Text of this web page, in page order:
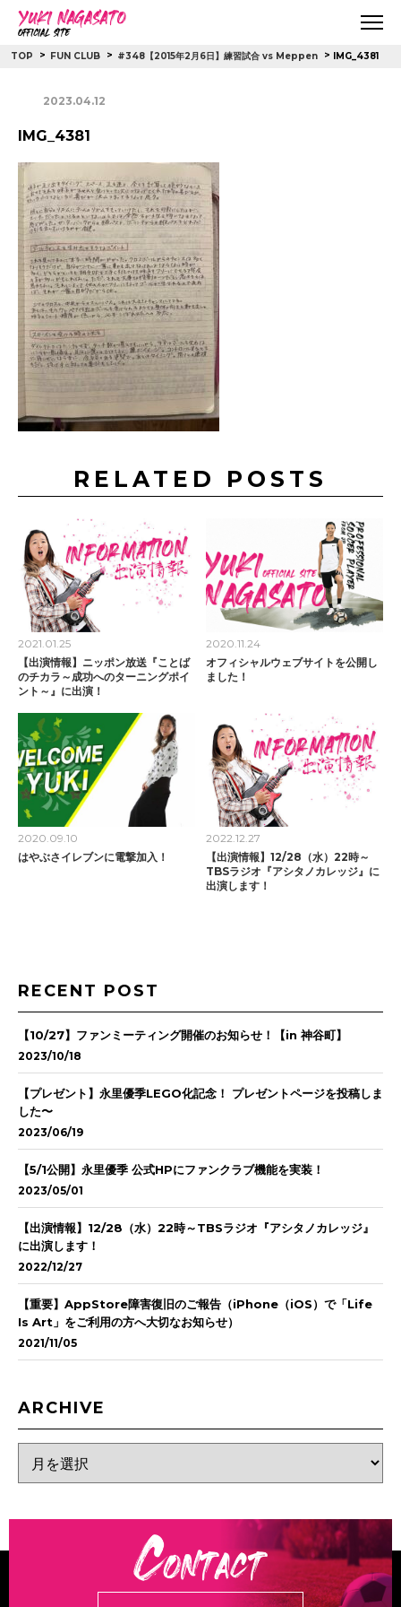
TOP > FUN CLUB > #348【2015年2月6日】練習試合 vs Meppen > IMG_4381
2023.04.12
IMG_4381
RELATED POSTS
2021.01.25
【出演情報】ニッポン放送『ことば
のチカラ～成功へのターニングポイ
ント～』に出演！
2020.11.24
オフィシャルウェブサイトを公開し
ました！
2020.09.10
はやぶさイレブンに電撃加入！
2022.12.27
【出演情報】12/28（水）22時～
TBSラジオ『アシタノカレッジ』に
出演します！
RECENT POST
【10/27】ファンミーティング開催のお知らせ！【in 神谷町】
2023/10/18
【プレゼント】永里優季LEGO化記念！ プレゼントページを投稿しま
した〜
2023/06/19
【5/1公開】永里優季 公式HPにファンクラブ機能を実装！
2023/05/01
【出演情報】12/28（水）22時～TBSラジオ『アシタノカレッジ』
に出演します！
2022/12/27
【重要】AppStore障害復旧のご報告（iPhone（iOS）で「Life
Is Art」をご利用の方へ大切なお知らせ）
2021/11/05
ARCHIVE